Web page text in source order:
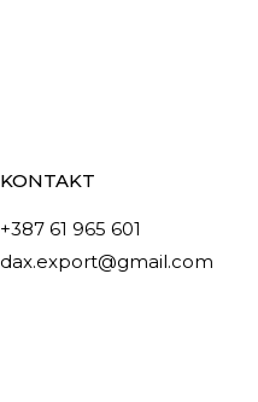
KONTAKT
+387 61 965 601
dax.export@gmail.com